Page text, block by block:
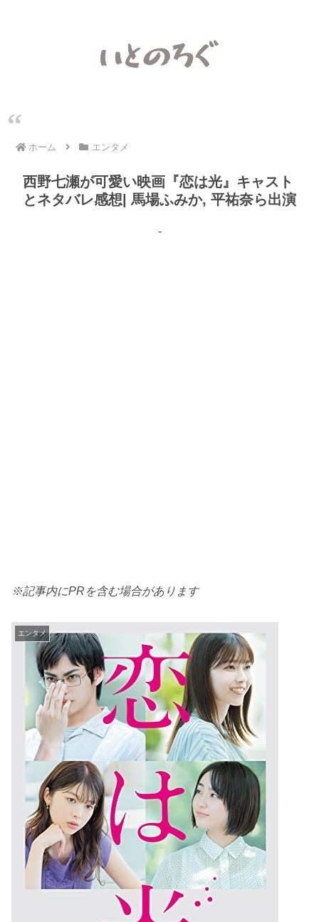
ホーム エンタメ
西野七瀬が可愛い映画『恋は光』キャスト
とネタバレ感想| 馬場ふみか, 平祐奈ら出演
-
※記事内にPRを含む場合があります
エンタメ